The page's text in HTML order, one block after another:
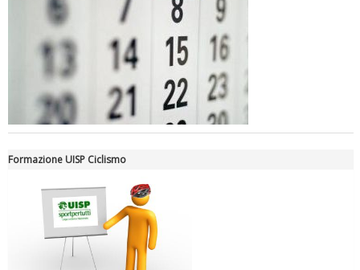
Luglio 2026: "Pensando con i piedi, si possono fare le
rivoluzioni"
Formazione UISP Ciclismo